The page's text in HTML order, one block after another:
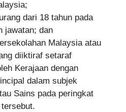
dari 18 tahun pada
jawatan; dan
Malaysia atau
diiktiraf setaraf
Kerajaan dengan
dalam subjek
Sains pada peringkat